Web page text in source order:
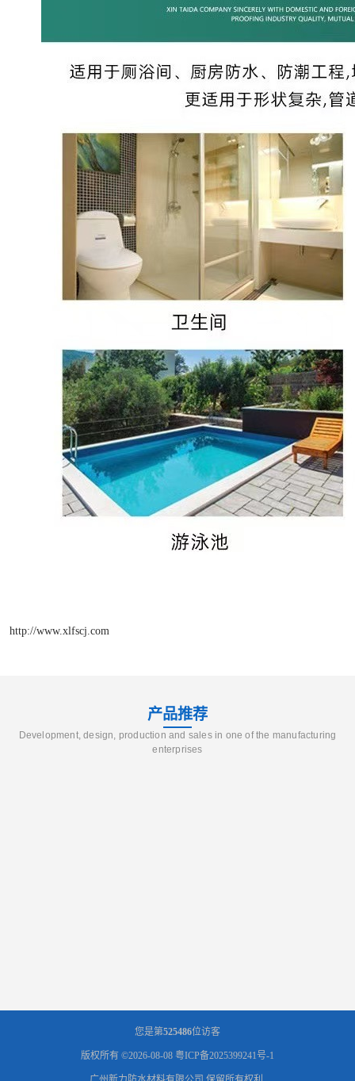
http://www.xlfscj.com
产品推荐
Development, design, production and sales in one of the manufacturing
enterprises
您是第525486位访客
版权所有 ©2026-08-08 粤ICP备2025399241号-1